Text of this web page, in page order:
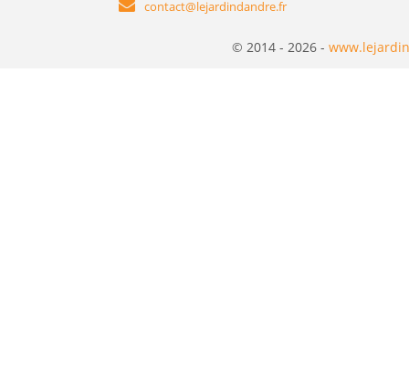
contact@lejardindandre.fr
© 2014 - 2026 -